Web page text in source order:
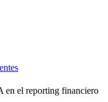
en el reporting financiero